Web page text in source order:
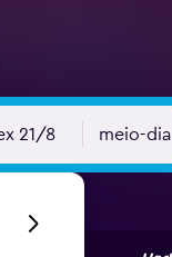
21/8 meio-dia